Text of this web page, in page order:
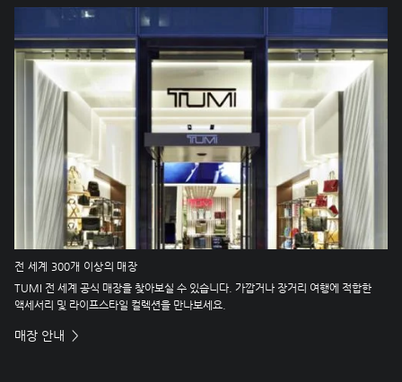
전 세계 300개 이상의 매장
TUMI 전 세계 공식 매장을 찾아보실 수 있습니다. 가깝거나 장거리 여행에 적합한
액세서리 및 라이프스타일 컬렉션을 만나보세요.
매장 안내